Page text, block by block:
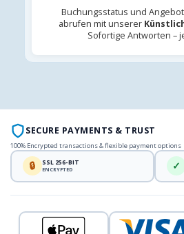
Buchungsstatus und
abrufen mit unserer
Sofortige Antworten –
SECURE PAYMENTS & TRUST
100% Encrypted transactions & flexible payment options
🔒 SSL 256-BIT
ENCRYPTED ✓